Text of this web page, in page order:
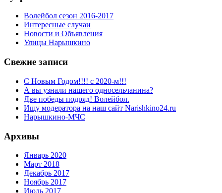
Волейбол сезон 2016-2017
Интересные случаи
Новости и Объявления
Улицы Нарышкино
Свежие записи
С Новым Годом!!!! с 2020-м!!!
А вы узнали нашего односельчанина?
Две победы подряд! Волейбол.
Ищу модератора на наш сайт Narishkino24.ru
Нарышкино-МЧС
Архивы
Январь 2020
Март 2018
Декабрь 2017
Ноябрь 2017
Июль 2017